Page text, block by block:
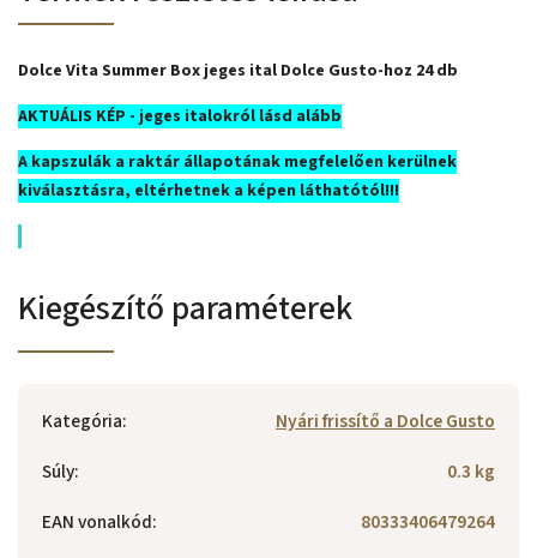
Dolce Vita Summer Box jeges ital Dolce Gusto-hoz 24 db
AKTUÁLIS KÉP - jeges italokról lásd alább
A kapszulák a raktár állapotának megfelelően kerülnek
kiválasztásra, eltérhetnek a képen láthatótól!!!
Kiegészítő paraméterek
Kategória:
Nyári frissítő a Dolce Gusto
Súly:
0.3 kg
EAN vonalkód: 80333406479264